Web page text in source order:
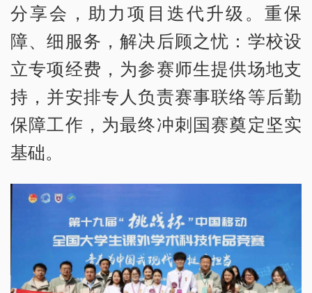
分享会，助力项目迭代升级。重保
障、细服务，解决后顾之忧：学校设
立专项经费，为参赛师生提供场地支
持，并安排专人负责赛事联络等后勤
保障工作，为最终冲刺国赛奠定坚实
基础。